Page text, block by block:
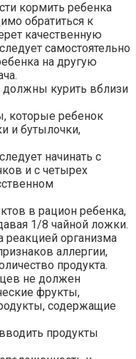
кормить ребенка
обратиться к
качественную
самостоятельно
на другую
должны курить вблизи
которые ребенок
и бутылочки,
начинать с
и с четырех
в рацион ребенка,
1/8 чайной ложки.
реакцией организма
аллергии,
продукта.
не должен
фрукты,
содержащие
продукты